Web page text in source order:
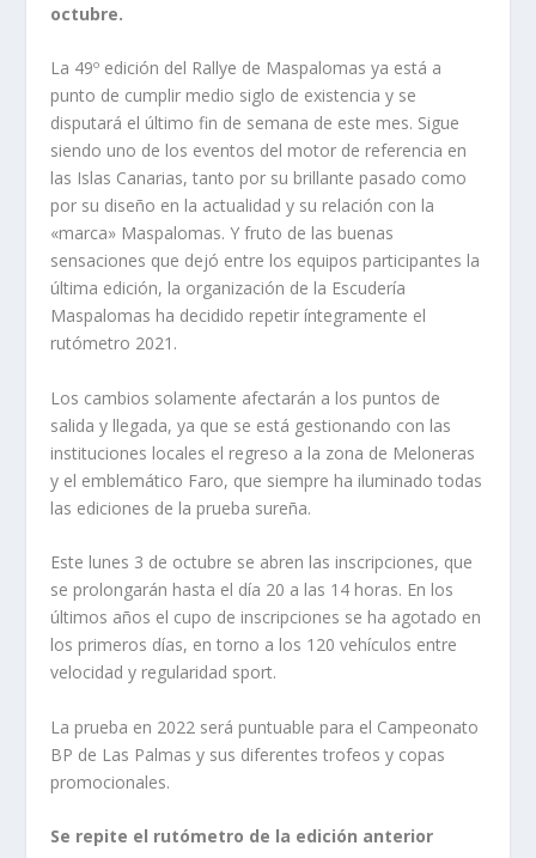
octubre.
La 49º edición del Rallye de Maspalomas ya está a
punto de cumplir medio siglo de existencia y se
disputará el último fin de semana de este mes. Sigue
siendo uno de los eventos del motor de referencia en
las Islas Canarias, tanto por su brillante pasado como
por su diseño en la actualidad y su relación con la
«marca» Maspalomas. Y fruto de las buenas
sensaciones que dejó entre los equipos participantes la
última edición, la organización de la Escudería
Maspalomas ha decidido repetir íntegramente el
rutómetro 2021.
Los cambios solamente afectarán a los puntos de
salida y llegada, ya que se está gestionando con las
instituciones locales el regreso a la zona de Meloneras
y el emblemático Faro, que siempre ha iluminado todas
las ediciones de la prueba sureña.
Este lunes 3 de octubre se abren las inscripciones, que
se prolongarán hasta el día 20 a las 14 horas. En los
últimos años el cupo de inscripciones se ha agotado en
los primeros días, en torno a los 120 vehículos entre
velocidad y regularidad sport.
La prueba en 2022 será puntuable para el Campeonato
BP de Las Palmas y sus diferentes trofeos y copas
promocionales.
Se repite el rutómetro de la edición anterior